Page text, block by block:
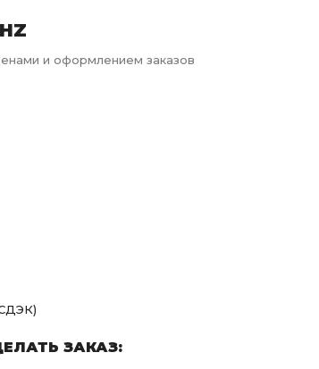
и оформлением заказов
ЗАКАЗ: